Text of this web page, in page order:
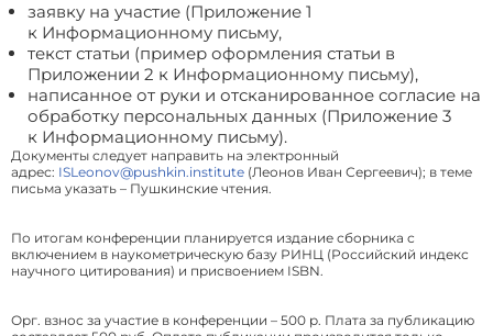
заявку на участие (Приложение 1
к Информационному письму,
текст статьи (пример оформления статьи в
Приложении 2 к Информационному письму),
написанное от руки и отсканированное согласие на
обработку персональных данных (Приложение 3
к Информационному письму).
Документы следует направить на электронный
адрес: ISLeonov@pushkin.institute (Леонов Иван Сергеевич); в теме
письма указать – Пушкинские чтения.
По итогам конференции планируется издание сборника с
включением в наукометрическую базу РИНЦ (Российский индекс
научного цитирования) и присвоением ISBN.
Орг. взнос за участие в конференции – 500 р. Плата за публикацию